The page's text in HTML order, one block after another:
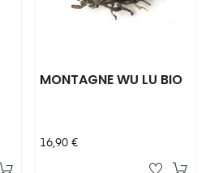
MONTAGNE WU LU BIO
Prix
16,90 €